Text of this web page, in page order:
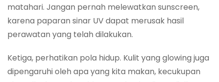
matahari. Jangan pernah melewatkan sunscreen,
karena paparan sinar UV dapat merusak hasil
perawatan yang telah dilakukan.
Ketiga, perhatikan pola hidup. Kulit yang glowing juga
dipengaruhi oleh apa yang kita makan, kecukupan